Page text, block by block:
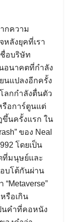
กความ
หลังยุคที่เรา
ชื่อบริษัท
นอนาคตที่กำลัง
นแปลงอีกครั้ง
ลกกำลังตื่นตัว
รือการ์ตูนแต่
ขึ้นครั้งแรก ใน
ของ Neal
โดยเป็น
ที่มนุษย์และ
บโต้กันผ่าน
รือเกิน
นคำที่คอหนัง